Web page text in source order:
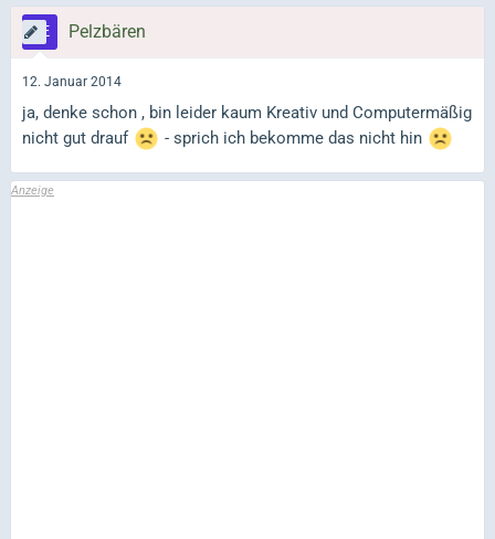
Pelzbären
12. Januar 2014
ja, denke schon , bin leider kaum Kreativ und Computermäßig
nicht gut drauf
- sprich ich bekomme das nicht hin